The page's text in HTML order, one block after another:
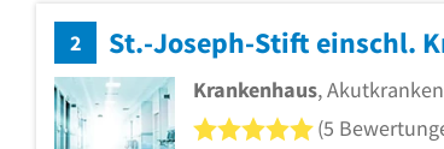
2 St.-Joseph-Stift einschl.
Krankenhaus,
5 von 5
(5